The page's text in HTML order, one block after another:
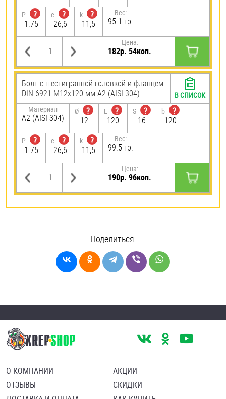
P
?
1.75
e
?
26,6
k
?
11,5
Вес:
95.1 гр.
Цена:
182р. 54коп.
Болт с шестигранной головкой и фланцем
DIN 6921 М12х120 мм А2 (AISI 304)
Материал
А2 (AISI 304)
Ø
?
12
L
?
120
S
?
16
b
?
120
P
?
1.75
e
?
26,6
k
?
11,5
Вес:
99.5 гр.
Цена:
190р. 96коп.
В СПИСОК
Поделиться:
О КОМПАНИИ
ОТЗЫВЫ
АКЦИИ
СКИДКИ